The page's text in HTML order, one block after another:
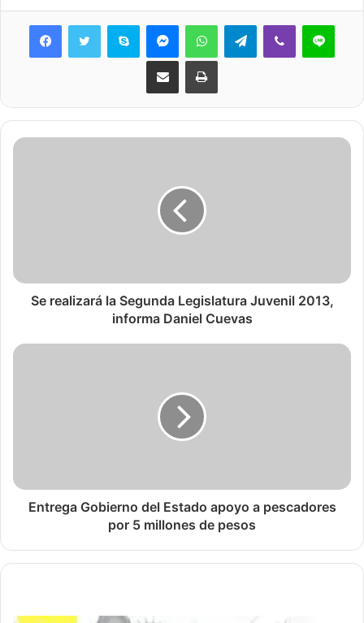
Skype MessengerWhatsAppTelegramViber Line
Share via Email Print
Se realizará la Segunda Legislatura Juvenil 2013,
informa Daniel Cuevas
Entrega Gobierno del Estado apoyo a pescadores
por 5 millones de pesos